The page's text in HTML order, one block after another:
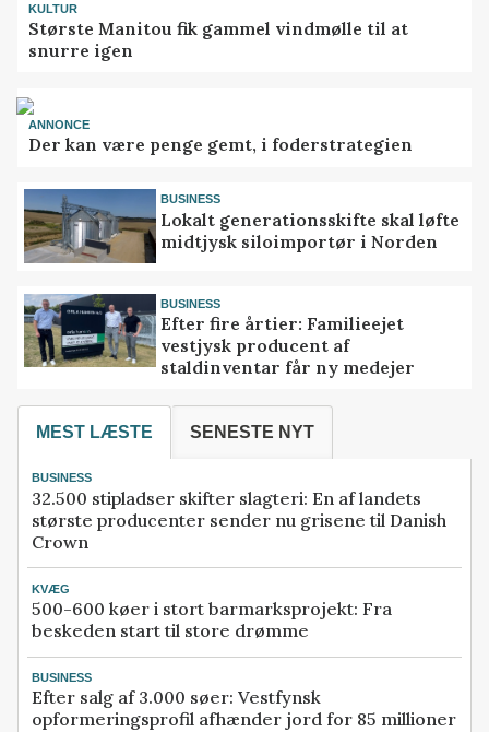
KULTUR
Største Manitou fik gammel vindmølle til at
snurre igen
ANNONCE
Der kan være penge gemt, i foderstrategien
BUSINESS
Lokalt generationsskifte skal løfte
midtjysk siloimportør i Norden
BUSINESS
Efter fire årtier: Familieejet
vestjysk producent af
staldinventar får ny medejer
MEST LÆSTE SENESTE NYT
BUSINESS
32.500 stipladser skifter slagteri: En af landets
største producenter sender nu grisene til Danish
Crown
KVÆG
500-600 køer i stort barmarksprojekt: Fra
beskeden start til store drømme
BUSINESS
Efter salg af 3.000 søer: Vestfynsk
opformeringsprofil afhænder jord for 85 millioner